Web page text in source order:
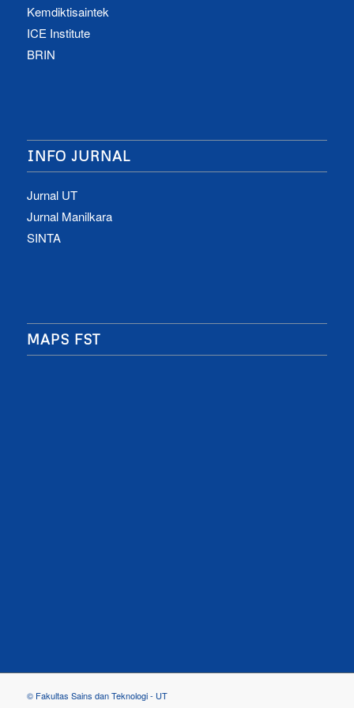
Kemdiktisaintek
ICE Institute
BRIN
INFO JURNAL
Jurnal UT
Jurnal Manilkara
SINTA
MAPS FST
© Fakultas Sains dan Teknologi - UT